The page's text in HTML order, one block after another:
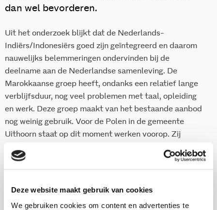
Deze website maakt gebruik van cookies
We gebruiken cookies om content en advertenties te
dan wel bevorderen.
Uit het onderzoek blijkt dat de Nederlands-
Indiërs/Indonesiërs goed zijn geïntegreerd en daarom
nauwelijks belemmeringen ondervinden bij de
deelname aan de Nederlandse samenleving. De
Marokkaanse groep heeft, ondanks een relatief lange
verblijfsduur, nog veel problemen met taal, opleiding
en werk. Deze groep maakt van het bestaande aanbod
nog weinig gebruik. Voor de Polen in de gemeente
Uithoorn staat op dit moment werken voorop. Zij
geschikte en betaalbare woning. De rapportage besluit
met aanbevelingen die de gemeente Uithoorn kan